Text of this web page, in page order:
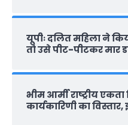
यूपीः दलित महिला ने
तो उसे पीट-पीटकर मार
भीम आर्मी राष्‍ट्रीय एकता
कार्यकारिणी का